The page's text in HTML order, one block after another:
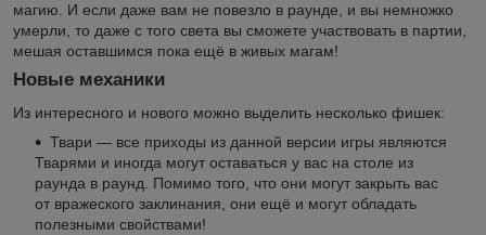
магию. И если даже вам не повезло в раунде, и вы немножко
умерли, то даже с того света вы сможете участвовать в партии,
мешая оставшимся пока ещё в живых магам!
Новые механики
Из интересного и нового можно выделить несколько фишек:
Твари — все приходы из данной версии игры являются
Тварями и иногда могут оставаться у вас на столе из
раунда в раунд. Помимо того, что они могут закрыть вас
от вражеского заклинания, они ещё и могут обладать
полезными свойствами!